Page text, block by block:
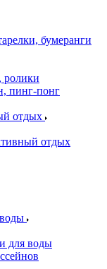
бумеранги
ролики
пинг-понг
отдых
отдых
для воды